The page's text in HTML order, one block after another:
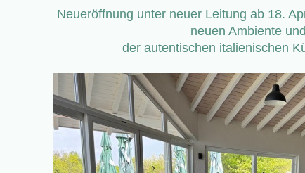
Neueröffnung unter neuer Leitung ab 18.
neuen Ambiente und
der autentischen italienischen